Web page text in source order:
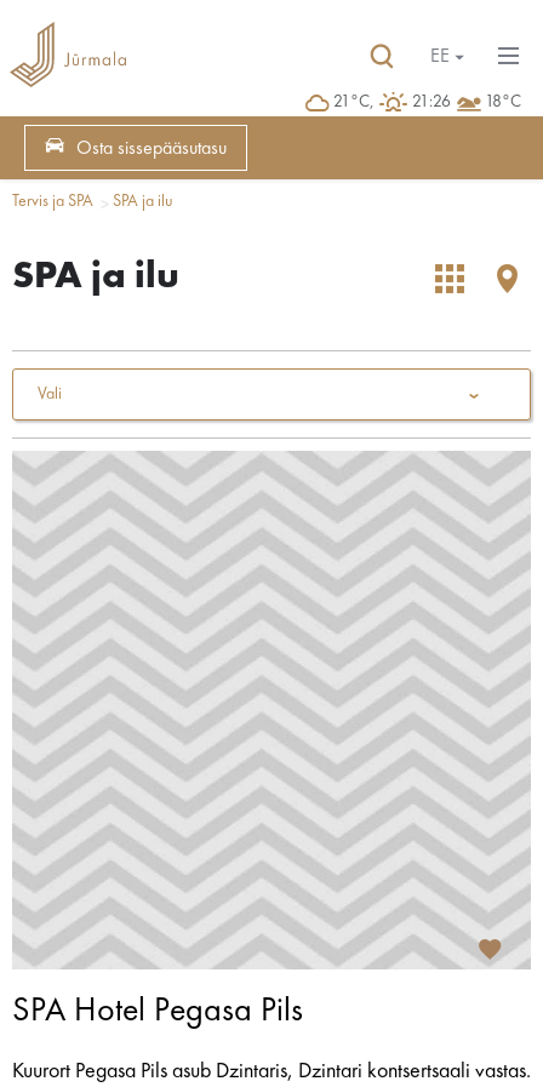
21°C, 21:26 18°C
EE
Osta sissepääsutasu
Tervis ja SPA SPA ja ilu
SPA ja ilu
Vali
SPA Hotel Pegasa Pils
Kuurort Pegasa Pils asub Dzintaris, Dzintari kontsertsaali vastas.